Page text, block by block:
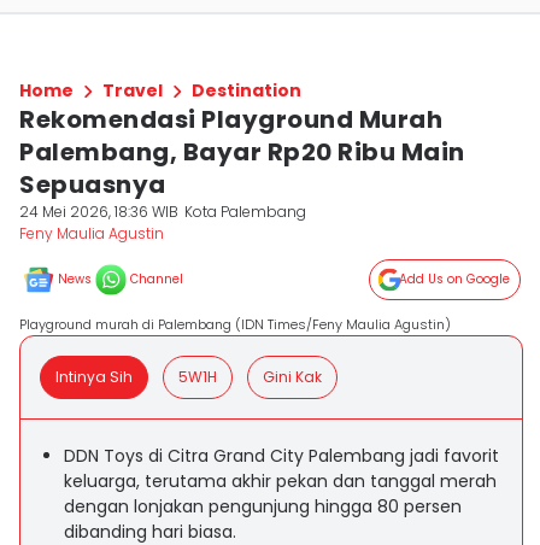
Home Travel Destination
Rekomendasi Playground Murah
Palembang, Bayar Rp20 Ribu Main
Sepuasnya
24 Mei 2026, 18:36 WIB Kota Palembang
Feny Maulia Agustin
News Channel Add Us on Google
Playground murah di Palembang (IDN Times/Feny Maulia Agustin)
Intinya Sih 5W1H Gini Kak
DDN Toys di Citra Grand City Palembang jadi favorit
keluarga, terutama akhir pekan dan tanggal merah
dengan lonjakan pengunjung hingga 80 persen
dibanding hari biasa.